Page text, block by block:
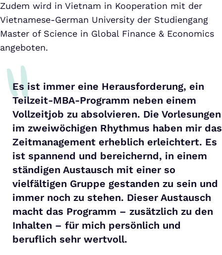
Zudem wird in Vietnam in Kooperation mit der
Vietnamese-German University der Studiengang
Master of Science in Global Finance & Economics
angeboten.
Es ist immer eine Herausforderung, ein
Teilzeit-MBA-Programm neben einem
Vollzeitjob zu absolvieren. Die Vorlesungen
im zweiwöchigen Rhythmus haben mir das
Zeitmanagement erheblich erleichtert. Es
ist spannend und bereichernd, in einem
ständigen Austausch mit einer so
vielfältigen Gruppe gestanden zu sein und
immer noch zu stehen. Dieser Austausch
macht das Programm – zusätzlich zu den
Inhalten – für mich persönlich und
beruflich sehr wertvoll.